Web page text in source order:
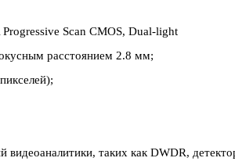
Scan CMOS, Dual-light
расстоянием 2.8 мм;
видеоаналитики, таких как DWDR,